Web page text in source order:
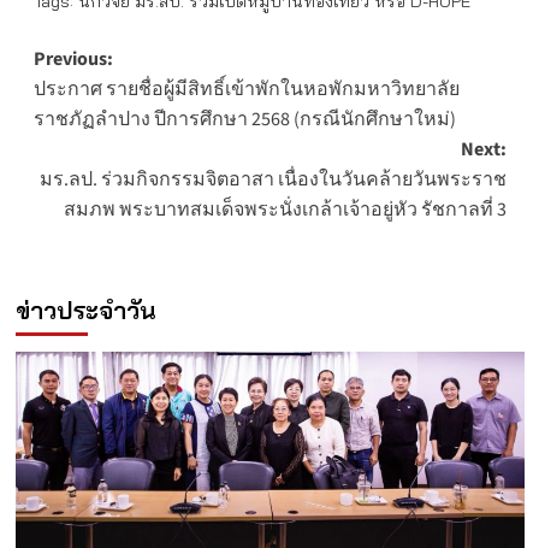
Post
navigation
Previous:
ประกาศ รายชื่อผู้มีสิทธิ์เข้าพักในหอพักมหาวิทยาลัย
ราชภัฏลำปาง ปีการศึกษา 2568 (กรณีนักศึกษาใหม่)
Next:
มร.ลป. ร่วมกิจกรรมจิตอาสา เนื่องในวันคล้ายวันพระราช
สมภพ พระบาทสมเด็จพระนั่งเกล้าเจ้าอยู่หัว รัชกาลที่ 3
ข่าวประจำวัน